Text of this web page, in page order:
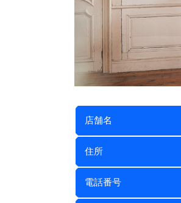
店舗名
住所
電話番号